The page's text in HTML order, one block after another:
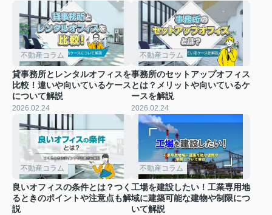
不動産コラム
貸事務所とレンタルオフィスを
比較！違いや向いているケース
について解説
2026.02.24
不動産コラム
事務所のセットアップオフィス
とは？メリットや向いているケ
ースを解説
2026.02.24
不動産コラム
良いオフィスの条件とは？つく
るときのポイントや注意点も解
説
不動産コラム
工場を建設したい！工業専用地
域に建築可能な建物や制限につ
いて解説